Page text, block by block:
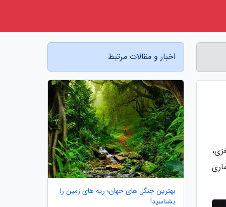
اخبار و مقالات مرتبط
بهترین جنگل های جهان؛ ریه های زمین را
بشناسید!